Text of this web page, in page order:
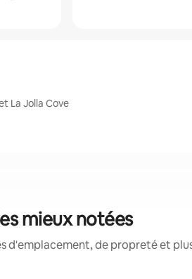
La Jolla Cove
mieux notées
d'emplacement, de propreté et